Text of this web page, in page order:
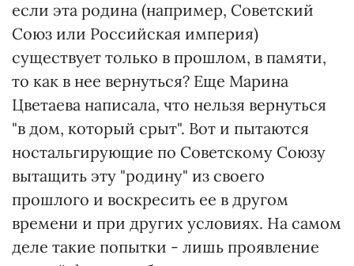
если эта родина (например, Советский
Союз или Российская империя)
существует только в прошлом, в памяти,
то как в нее вернуться? Еще Марина
Цветаева написала, что нельзя вернуться
"в дом, который срыт". Вот и пытаются
ностальгирующие по Советскому Союзу
вытащить эту "родину" из своего
прошлого и воскресить ее в другом
времени и при других условиях. На самом
деле такие попытки - лишь проявление